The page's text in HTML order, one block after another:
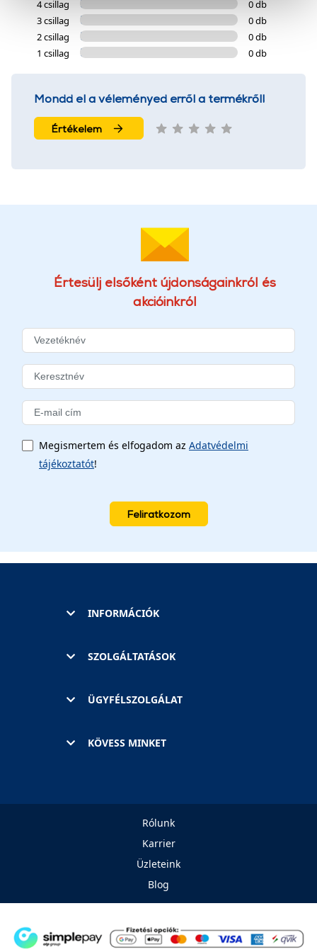
cookie-k személyazonosítására nem alkalmasak,
szolgáltatásaink biztosításához szükségesek. Az oldal
használatával Ön elfogadja a cookie-k használatát.
További információk:ÁSZFésAdatvédelem
4 csillag
0 db
3 csillag
0 db
2 csillag
0 db
1 csillag
0 db
Mondd el a véleményed erről a termékről!
Értékelem
Értesülj elsőként újdonságainkról és
akcióinkról
Megismertem és elfogadom az Adatvédelmi
tájékoztatót!
Feliratkozom
INFORMÁCIÓK
SZOLGÁLTATÁSOK
ÜGYFÉLSZOLGÁLAT
KÖVESS MINKET
Rólunk
Karrier
Üzleteink
Blog